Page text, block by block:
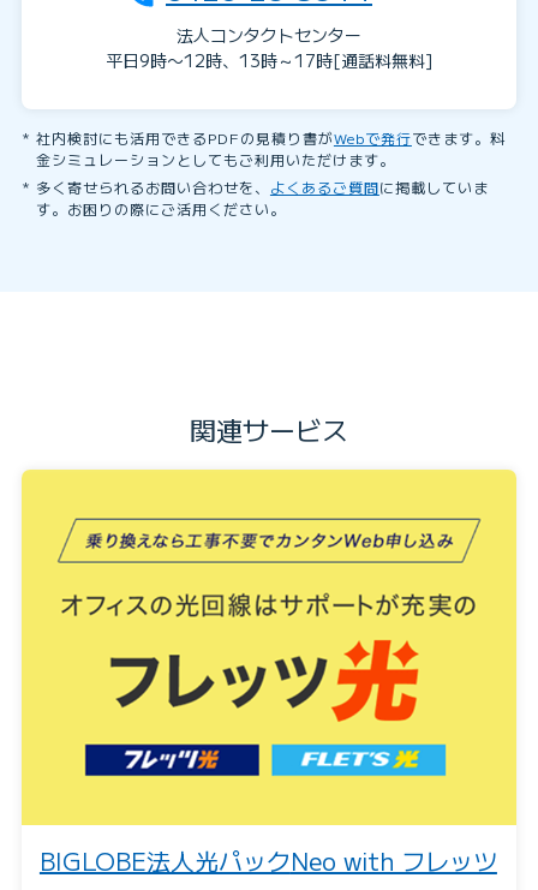
法人コンタクトセンター
平日9時〜12時、13時～17時[通話料無料]
社内検討にも活用できるPDFの見積り書がWebで発行できます。料
金シミュレーションとしてもご利用いただけます。
多く寄せられるお問い合わせを、 よくあるご質問に掲載していま
す。お困りの際にご活用ください。
関連サービス
BIGLOBE法人光パックNeo with フレッツ